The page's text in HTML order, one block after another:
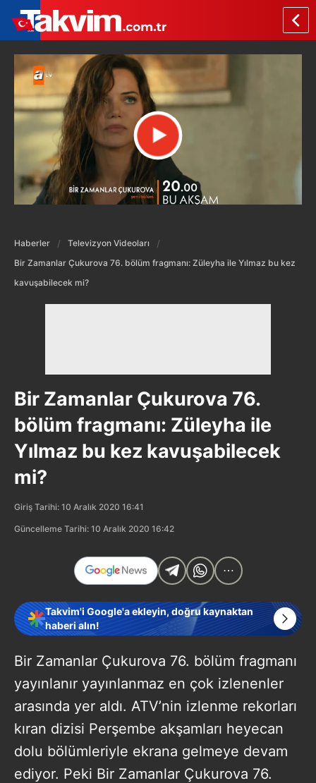
Haberler
Televizyon Videoları
Bir Zamanlar Çukurova 76. bölüm fragmanı: Züleyha ile Yılmaz bu kez
kavuşabilecek mi?
Bir Zamanlar Çukurova 76.
bölüm fragmanı: Züleyha ile
Yılmaz bu kez kavuşabilecek
mi?
Giriş Tarihi: 10 Aralık 2020 16:41
Güncelleme Tarihi: 10 Aralık 2020 16:42
Takvim'i Google'a ekleyin, doğru kaynaktan
haberi alın!
Bir Zamanlar Çukurova 76. bölüm fragmanı
yayınlanır yayınlanmaz en çok izlenenler
arasında yer aldı. ATV’nin izlenme rekorları
kıran dizisi Perşembe akşamları heyecan
dolu bölümleriyle ekrana gelmeye devam
ediyor. Peki Bir Zamanlar Çukurova 76.